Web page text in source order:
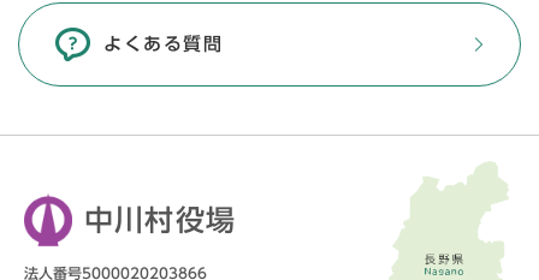
よくある質問
中川村役場
法人番号5000020203866